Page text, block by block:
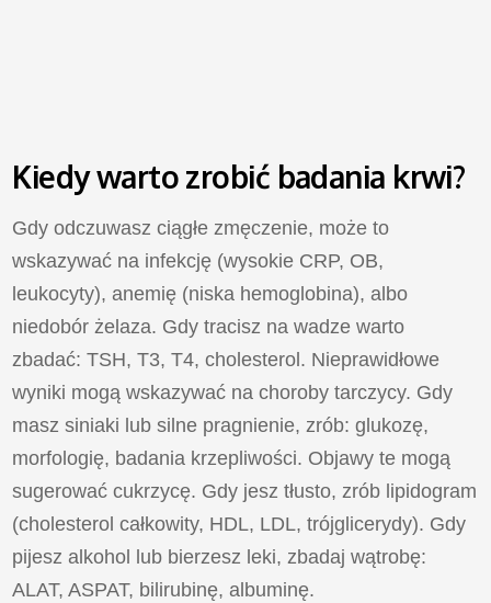
Kiedy warto zrobić badania krwi?
Gdy odczuwasz ciągłe zmęczenie, może to
wskazywać na infekcję (wysokie CRP, OB,
leukocyty), anemię (niska hemoglobina), albo
niedobór żelaza. Gdy tracisz na wadze warto
zbadać: TSH, T3, T4, cholesterol. Nieprawidłowe
wyniki mogą wskazywać na choroby tarczycy. Gdy
masz siniaki lub silne pragnienie, zrób: glukozę,
morfologię, badania krzepliwości. Objawy te mogą
sugerować cukrzycę. Gdy jesz tłusto, zrób lipidogram
(cholesterol całkowity, HDL, LDL, trójglicerydy). Gdy
pijesz alkohol lub bierzesz leki, zbadaj wątrobę:
ALAT, ASPAT, bilirubinę, albuminę.